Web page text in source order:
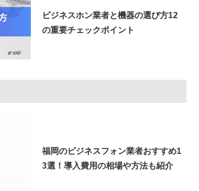
ビジネスホン業者と機器の選び方12
の重要チェックポイント
福岡のビジネスフォン業者おすすめ1
3選！導入費用の相場や方法も紹介